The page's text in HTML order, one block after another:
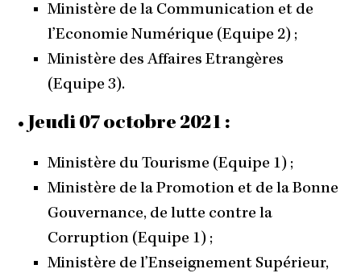
Ministère de la Communication et de
l’Economie Numérique (Equipe 2) ;
Ministère des Affaires Etrangères
(Equipe 3).
• Jeudi 07 octobre 2021 :
Ministère du Tourisme (Equipe 1) ;
Ministère de la Promotion et de la Bonne
Gouvernance, de lutte contre la
Corruption (Equipe 1) ;
Ministère de l’Enseignement Supérieur,